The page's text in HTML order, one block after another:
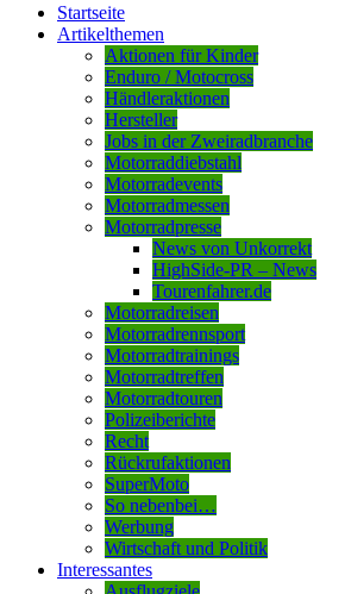
Startseite
Artikelthemen
Aktionen für Kinder
Enduro / Motocross
Händleraktionen
Hersteller
Jobs in der Zweiradbranche
Motorraddiebstahl
Motorradevents
Motorradmessen
Motorradpresse
News von Unkorrekt
HighSide-PR – News
Tourenfahrer.de
Motorradreisen
Motorradrennsport
Motorradtrainings
Motorradtreffen
Motorradtouren
Polizeiberichte
Recht
Rückrufaktionen
SuperMoto
So nebenbei…
Werbung
Wirtschaft und Politik
Interessantes